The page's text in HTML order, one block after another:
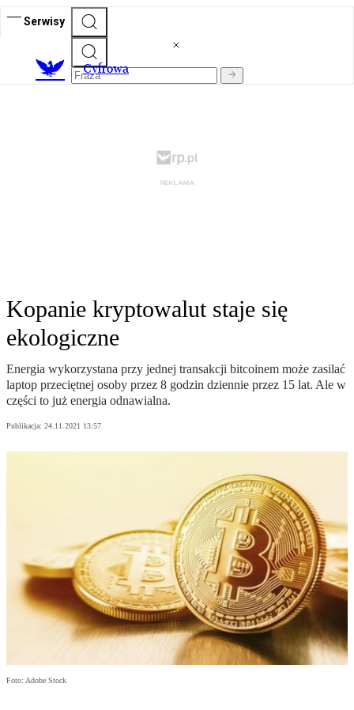
Serwisy
Cyfrowa
Kopanie kryptowalut staje się
ekologiczne
Energia wykorzystana przy jednej transakcji bitcoinem może zasilać
laptop przeciętnej osoby przez 8 godzin dziennie przez 15 lat. Ale w
części to już energia odnawialna.
Publikacja: 24.11.2021 13:57
Foto: Adobe Stock